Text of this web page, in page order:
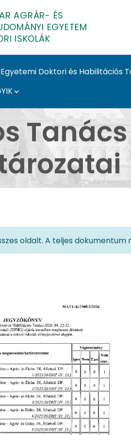
AGRÁR- ÉS
EGYETEM
ISKOLÁK
Egyetemi Doktori és Habilitációs
oldalt. A teljes